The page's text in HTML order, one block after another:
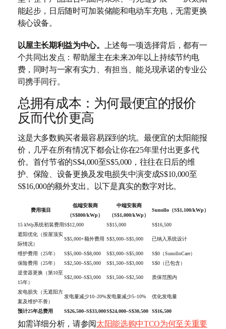
能起步，日后随时可加装储能和电动车充电，无需更换
核心设备。
以屋主长期利益为中心。
上述每一项选择背后，都有一
个共同出发点：帮助屋主在未来20年以上持续节约电
费，同时与一家有实力、有担当、能兑现承诺的专业公
司携手同行。
总拥有成本：为何最便宜的报价
反而代价更高
这是大多数购买者最容易踩到的坑。最便宜的太阳能报
价，几乎在所有情况下都会让你在25年里付出更多代
价。首付节省的S$4,000至S$5,000，往往在日后的维
护、保险、设备更换及发电损失中演变成S$10,000至
S$16,000的额外支出。以下是真实的数字对比。
费用项目
低端安装商
（S$800/kWp）
中端安装商
（S$1,000/kWp）
Sunollo（S$1,100/kWp）
15 kWp系统初装费用S$12,000 S$15,000
S$16,500
遮阳优化（按屋顶实
际情况）
S$5,000+额外费用 S$3,000–S$5,000 已纳入系统设计
维护费用（25年） S$5,000–S$8,000 S$3,000–S$5,000
S$0（SunolloCare）
保险费用（25年）
S$2,500–S$5,000 S$1,500–S$3,000
S$0（已包含）
逆变器更换（第10至
15年）
S$2,000–S$3,000 S$1,500–S$2,500 质保范围内
发电损失（无遮阳方
案及维护不善）
发电量减少10–20%发电量减少5–10% 优化发电量
预计25年总费用 S$26,500–S$33,000S$24,000–S$30,500 S$16,500
如需详细分析，请参阅太阳能选购中TCO为何至关重要